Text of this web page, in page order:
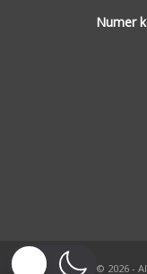
Numer
© 2026 -